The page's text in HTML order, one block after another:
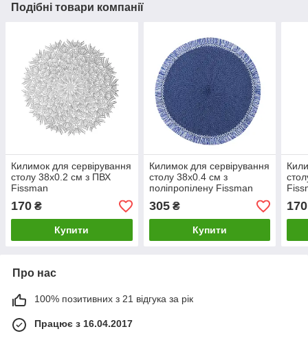
Подібні товари компанії
Килимок для сервірування
столу 38х0.2 см з ПВХ
Fissman
170 ₴
Купити
Килимок для сервірування
столу 38х0.4 см з
поліпропілену Fissman
305₴
Купити
170
Про нас
100% позитивних з 21 відгука за рік
Працює з 16.04.2017